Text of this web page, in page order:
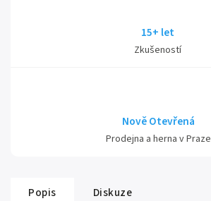
15+ let
Zkušeností
Nově Otevřená
Prodejna a herna v Praze
Popis Diskuze